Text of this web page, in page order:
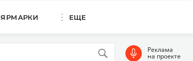
ЯРМАРКИ ЕЩЕ
Реклама
на проекте